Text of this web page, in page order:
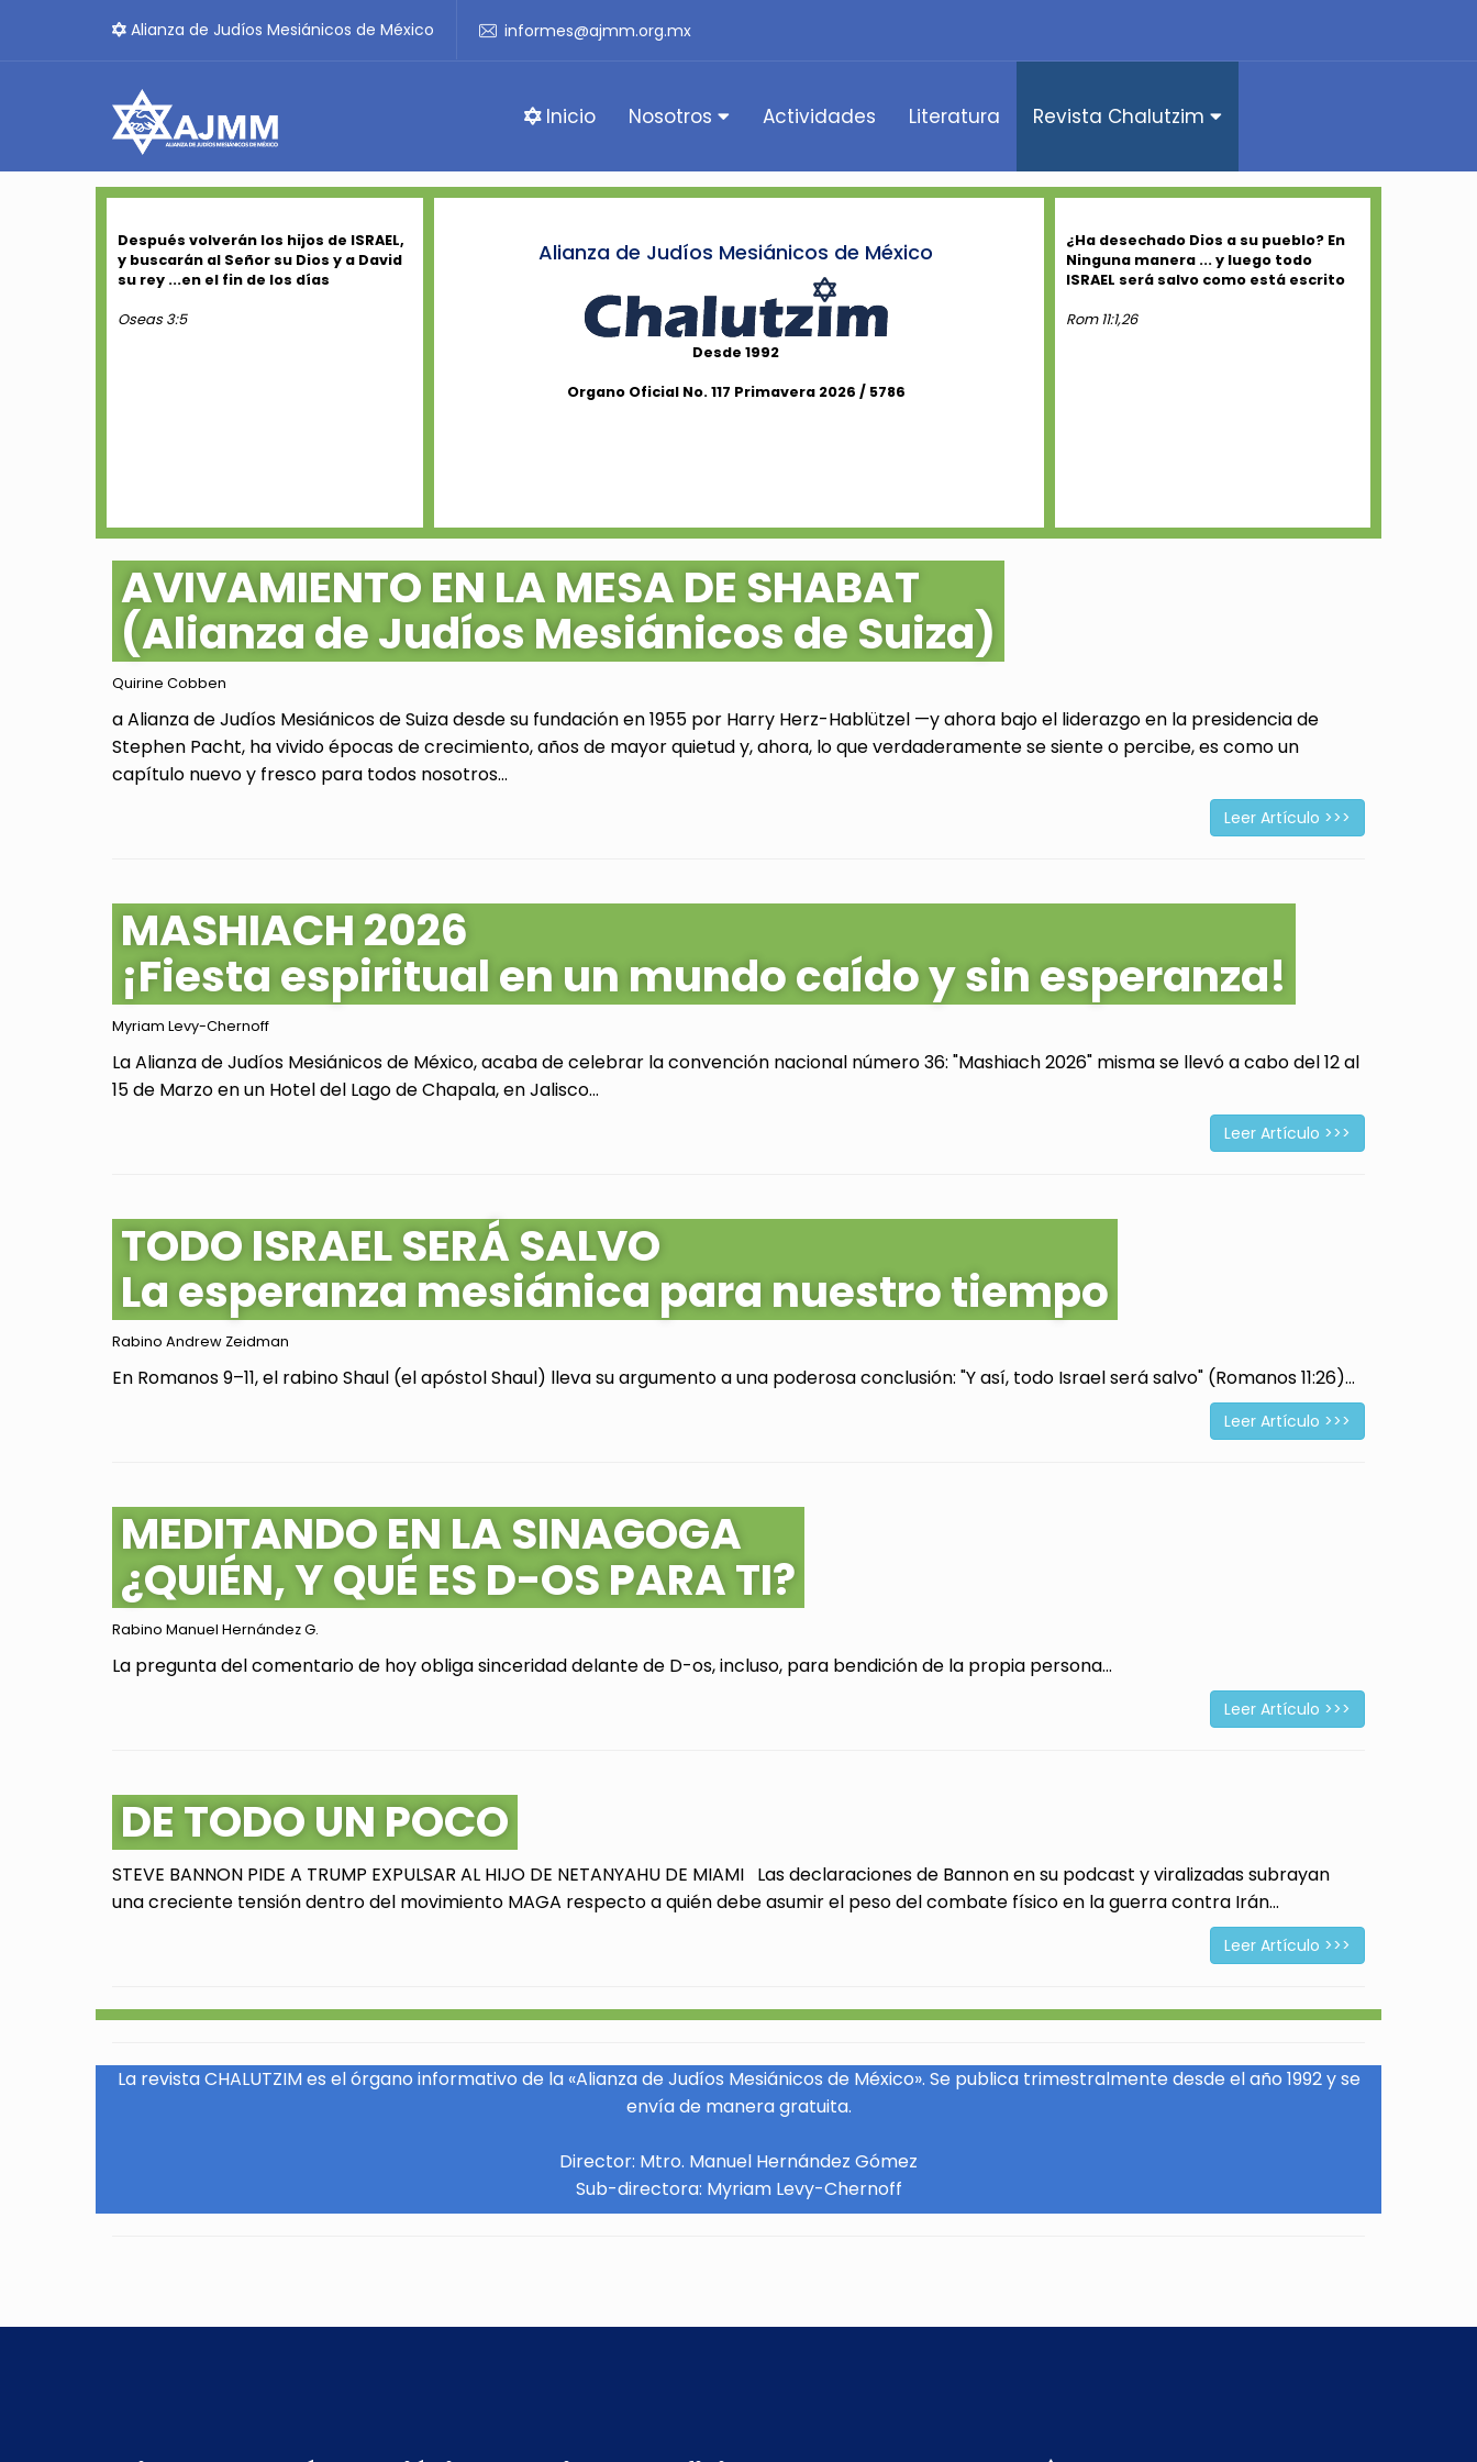
Alianza de Judíos Mesiánicos de México informes@ajmm.org.mx
Inicio Nosotros Actividades Literatura Revista Chalutzim
Después volverán los hijos de ISRAEL,
y buscarán al Señor su Dios y a David
su rey ...en el fin de los días
Oseas 3:5
Alianza de Judíos Mesiánicos de México
Desde 1992
Organo Oficial No. 117 Primavera 2026 / 5786
¿Ha desechado Dios a su pueblo? En
Ninguna manera ... y luego todo
ISRAEL será salvo como está escrito
Rom 11:1,26
AVIVAMIENTO EN LA MESA DE SHABAT
(Alianza de Judíos Mesiánicos de Suiza)
Quirine Cobben
a Alianza de Judíos Mesiánicos de Suiza desde su fundación en 1955 por Harry Herz-Hablützel —y ahora bajo el liderazgo en la presidencia de
Stephen Pacht, ha vivido épocas de crecimiento, años de mayor quietud y, ahora, lo que verdaderamente se siente o percibe, es como un
capítulo nuevo y fresco para todos nosotros...
Leer Artículo >>>
MASHIACH 2026
¡Fiesta espiritual en un mundo caído y sin esperanza!
Myriam Levy-Chernoff
La Alianza de Judíos Mesiánicos de México, acaba de celebrar la convención nacional número 36: "Mashiach 2026" misma se llevó a cabo del 12 al
15 de Marzo en un Hotel del Lago de Chapala, en Jalisco...
Leer Artículo >>>
TODO ISRAEL SERÁ SALVO
La esperanza mesiánica para nuestro tiempo
Rabino Andrew Zeidman
En Romanos 9–11, el rabino Shaul (el apóstol Shaul) lleva su argumento a una poderosa conclusión: "Y así, todo Israel será salvo" (Romanos 11:26)...
Leer Artículo >>>
MEDITANDO EN LA SINAGOGA
¿QUIÉN, Y QUÉ ES D-OS PARA TI?
Rabino Manuel Hernández G.
La pregunta del comentario de hoy obliga sinceridad delante de D-os, incluso, para bendición de la propia persona...
Leer Artículo >>>
DE TODO UN POCO
STEVE BANNON PIDE A TRUMP EXPULSAR AL HIJO DE NETANYAHU DE MIAMI Las declaraciones de Bannon en su podcast y viralizadas subrayan
una creciente tensión dentro del movimiento MAGA respecto a quién debe asumir el peso del combate físico en la guerra contra Irán...
Leer Artículo >>>
La revista CHALUTZIM es el órgano informativo de la «Alianza de Judíos Mesiánicos de México». Se publica trimestralmente desde el año 1992 y se
envía de manera gratuita.
Director: Mtro. Manuel Hernández Gómez
Sub-directora: Myriam Levy-Chernoff